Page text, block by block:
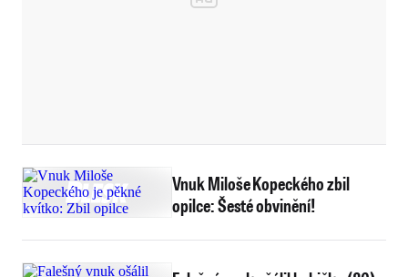
Vnuk Miloše Kopeckého zbil
opilce: Šesté obvinění!